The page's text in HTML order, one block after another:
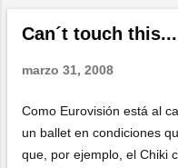
Can´t touch this...
marzo 31, 2008
Como Eurovisión está al
un ballet en condiciones
que, por ejemplo, el Chiki